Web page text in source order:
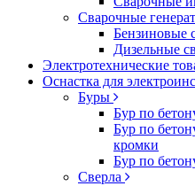
Сварочные
Бензиновые
Дизельные
Электротехнические
Оснастка для
Буры
Бур по
Бур по
кромки
Бур по
Сверла